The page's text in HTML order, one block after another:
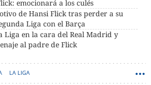
emocionará a los culés
de Hansi Flick tras perder a su
Liga con el Barça
Liga en la cara del Real Madrid y
al padre de Flick
LA LIGA